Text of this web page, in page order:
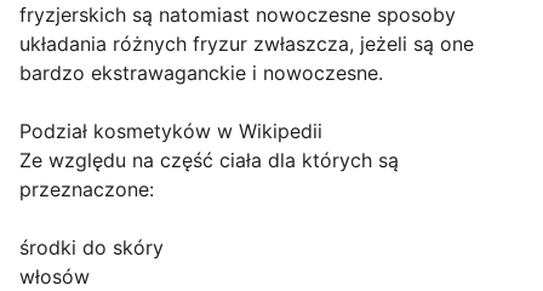
fryzjerskich są natomiast nowoczesne sposoby
układania różnych fryzur zwłaszcza, jeżeli są one
bardzo ekstrawaganckie i nowoczesne.
Podział kosmetyków w Wikipedii
Ze względu na część ciała dla których są
przeznaczone:
środki do skóry
włosów